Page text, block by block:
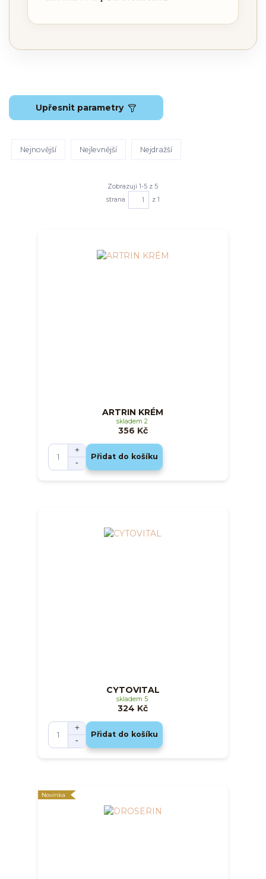
Upřesnit parametry
Nejnovější Nejlevnější Nejdražší
Zobrazuji 1-5 z 5
strana
z 1
ARTRIN KRÉM
356 Kč
skladem 2
Přidat do košíku
CYTOVITAL
324 Kč
skladem 5
Přidat do košíku
Novinka